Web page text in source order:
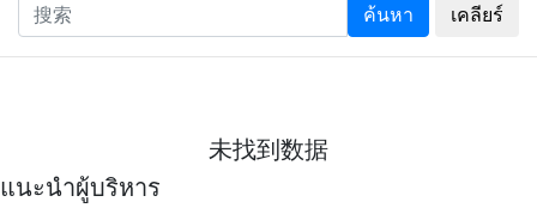
ค้นหา เคลียร์
未找到数据
แนะนำผู้บริหาร